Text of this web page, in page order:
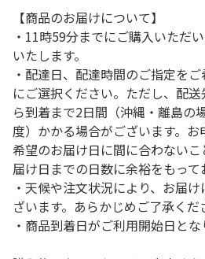
【商品のお届けについて】
・11時59分までにご購入いただ
いたします。
・配達日、配達時間のご指定を
にご選択ください。ただし、配
ら到着まで2日間（沖縄・離島の
度）かかる場合がございます。
希望のお届け日に間に合わない
届け日までの日数に余裕をもって
・天候や注文状況により、お届
ざいます。あらかじめご了承くだ
・商品到着日がご利用開始日とな